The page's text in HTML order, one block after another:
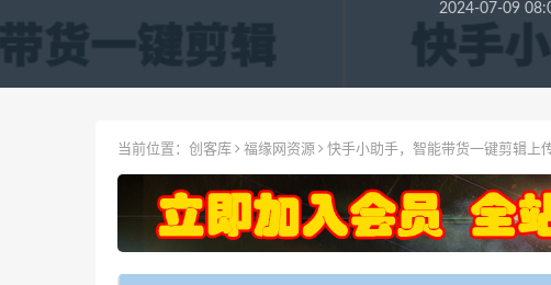
2024-07-09
当前位置： 创客库 福缘网资源 快手小助手，智能带货一键剪辑上